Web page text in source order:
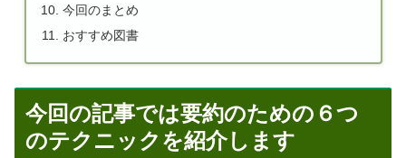
今回のまとめ
おすすめ図書
今回の記事では要約のための６つ
のテクニックを紹介します